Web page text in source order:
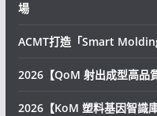
場
ACMT打造「Smart
2026【QoM 射出成型高品
2026【KoM 塑料基因智識